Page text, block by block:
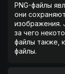
PNG-файлы
они
изображения.
за чего
файлы также,
файлы.